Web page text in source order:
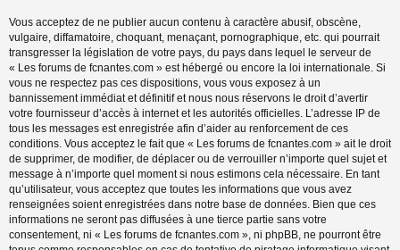
Vous acceptez de ne publier aucun contenu à caractère abusif, obscène,
vulgaire, diffamatoire, choquant, menaçant, pornographique, etc. qui pourrait
transgresser la législation de votre pays, du pays dans lequel le serveur de
« Les forums de fcnantes.com » est hébergé ou encore la loi internationale. Si
vous ne respectez pas ces dispositions, vous vous exposez à un
bannissement immédiat et définitif et nous nous réservons le droit d’avertir
votre fournisseur d’accès à internet et les autorités officielles. L’adresse IP de
tous les messages est enregistrée afin d’aider au renforcement de ces
conditions. Vous acceptez le fait que « Les forums de fcnantes.com » ait le droit
de supprimer, de modifier, de déplacer ou de verrouiller n’importe quel sujet et
message à n’importe quel moment si nous estimons cela nécessaire. En tant
qu’utilisateur, vous acceptez que toutes les informations que vous avez
renseignées soient enregistrées dans notre base de données. Bien que ces
informations ne seront pas diffusées à une tierce partie sans votre
consentement, ni « Les forums de fcnantes.com », ni phpBB, ne pourront être